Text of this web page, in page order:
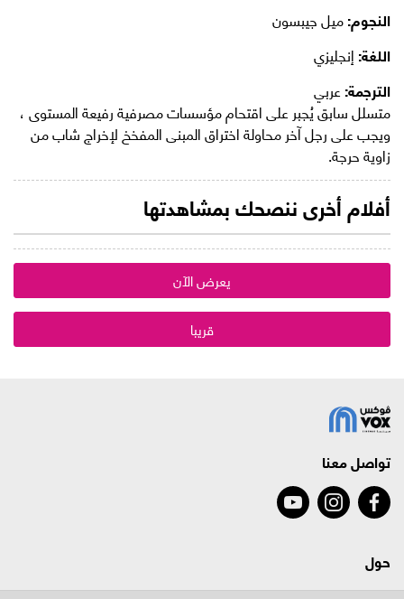
النجوم:ميل جيبسون
اللغة:إنجليزي
الترجمة:عربي
متسلل سابق يُجبر على اقتحام مؤسسات مصرفية رفيعة المستوى ،
ويجب على رجل آخر محاولة اختراق المبنى المفخخ لإخراج شاب من
زاوية حرجة.
أفلام أخرى ننصحك بمشاهدتها
يعرض الآن
قريبا
تواصل معنا
حول